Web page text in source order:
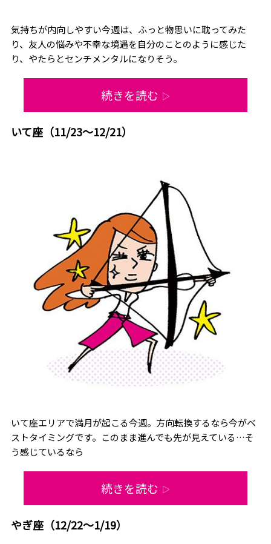
気持ちが内向しやすい今週は、ふっと物思いに耽ってみた
り、友人の悩みや不幸な境遇を自分のことのように感じた
り、やたらとセンチメンタルになりそう。
続きを読む ▷
いて座（11/23～12/21）
いて座エリアで満月が起こる今週。方向転換するなら今がベ
ストタイミングです。このまま進んでも先が見えている…そ
う感じているなら
続きを読む ▷
やぎ座（12/22～1/19）